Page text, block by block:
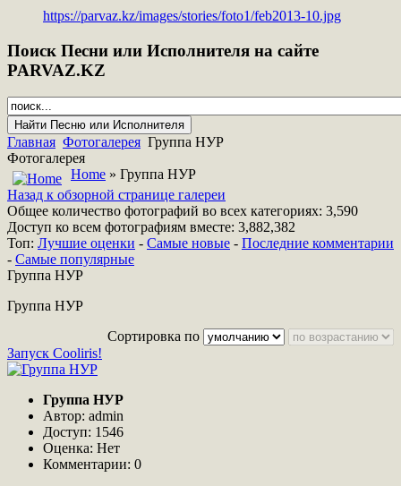
https://parvaz.kz/images/stories/foto1/feb2013-10.jpg
Поиск Песни или Исполнителя на сайте
PARVAZ.KZ
Главная Фотогалерея Группа НУР
Фотогалерея
Home » Группа НУР
Назад к обзорной странице галереи
Общее количество фотографий во всех категориях: 3,590
Доступ ко всем фотографиям вместе: 3,882,382
Топ: Лучшие оценки - Самые новые - Последние комментарии
- Самые популярные
Группа НУР
Группа НУР
Сортировка по
Запуск Cooliris!
Группа НУР
Автор: admin
Доступ: 1546
Оценка: Нет
Комментарии: 0